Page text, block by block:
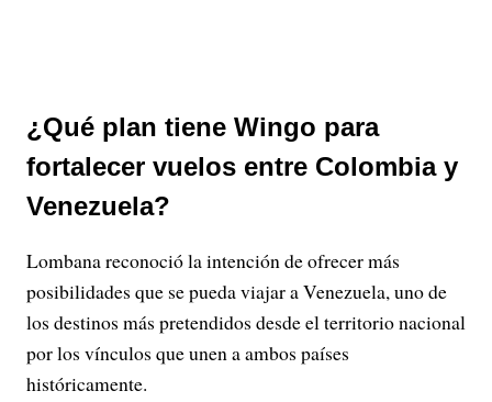
¿Qué plan tiene Wingo para
fortalecer vuelos entre Colombia y
Venezuela?
Lombana reconoció la intención de ofrecer más
posibilidades que se pueda viajar a Venezuela, uno de
los destinos más pretendidos desde el territorio nacional
por los vínculos que unen a ambos países
históricamente.